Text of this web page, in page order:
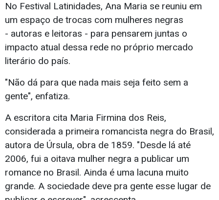
No Festival Latinidades, Ana Maria se reuniu em
um espaço de trocas com mulheres negras
- autoras e leitoras - para pensarem juntas o
impacto atual dessa rede no próprio mercado
literário do país.
"Não dá para que nada mais seja feito sem a
gente", enfatiza.
A escritora cita Maria Firmina dos Reis,
considerada a primeira romancista negra do Brasil,
autora de Úrsula, obra de 1859. "Desde lá até
2006, fui a oitava mulher negra a publicar um
romance no Brasil. Ainda é uma lacuna muito
grande. A sociedade deve pra gente esse lugar de